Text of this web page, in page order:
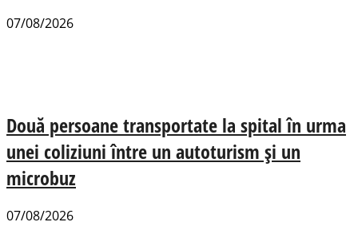
07/08/2026
Două persoane transportate la spital în urma
unei coliziuni între un autoturism și un
microbuz
07/08/2026